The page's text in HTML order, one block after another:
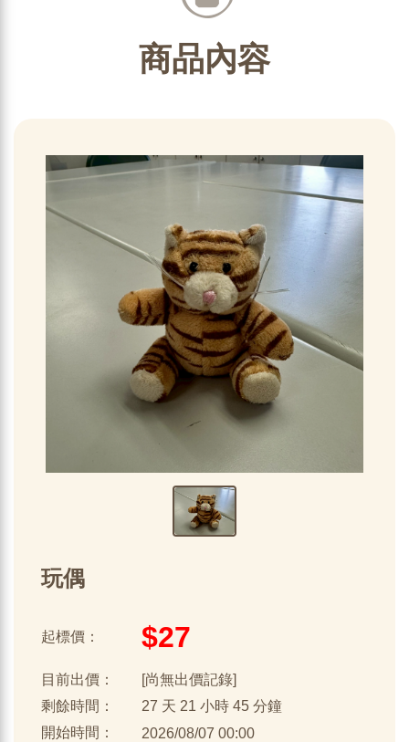
商品內容
玩偶
起標價： $27
目前出價：
[尚無出價記錄]
剩餘時間：
27 天 21 小時 45 分鐘
開始時間：
2026/08/07 00:00